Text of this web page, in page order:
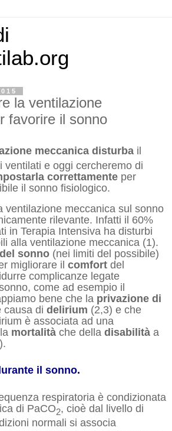
la ventilazione
favorire il sonno
meccanica disturba il
ventilati e oggi cercheremo di
correttamente per
il sonno fisiologico.
ventilazione meccanica sul sonno
rilevante. Infatti il 60%
in Terapia Intensiva ha disturbi
alla ventilazione meccanica (1).
sonno (nei limiti del possibile)
migliorare il comfort del
complicanze legate
come ad esempio il
bene che la privazione di
causa di delirium (2,3) e che
è associata ad una
mortalità che della disabilità a
il sonno.
respiratoria è condizionata
di PaCO2, cioè dal livello di
normali si associa